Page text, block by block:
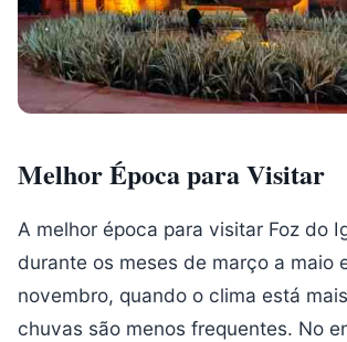
Melhor Época para Visitar
A melhor época para visitar Foz do
durante os meses de março a maio
novembro, quando o clima está
chuvas são menos frequentes. No